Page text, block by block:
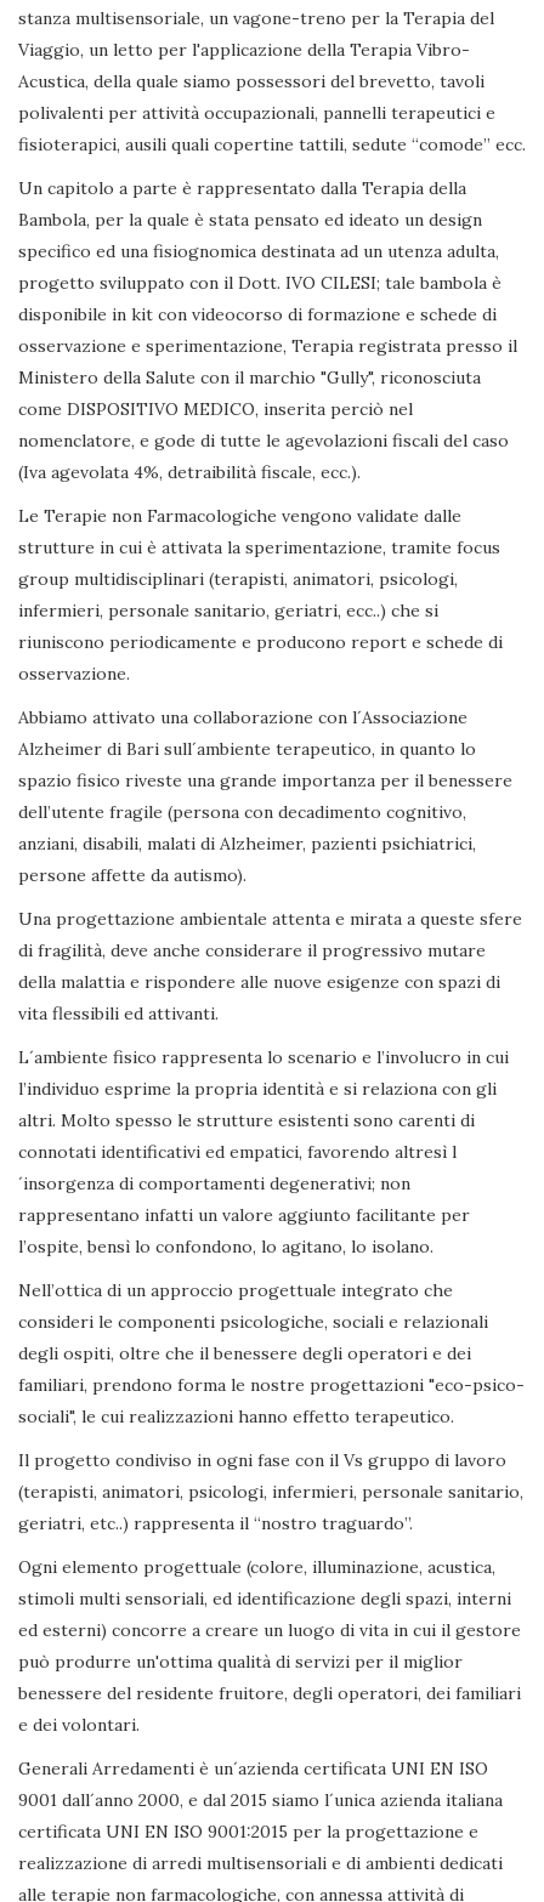
stanza multisensoriale, un vagone-treno per la Terapia del
Viaggio, un letto per l'applicazione della Terapia Vibro-
Acustica, della quale siamo possessori del brevetto, tavoli
polivalenti per attività occupazionali, pannelli terapeutici e
fisioterapici, ausili quali copertine tattili, sedute “comode” ecc.
Un capitolo a parte è rappresentato dalla Terapia della
Bambola, per la quale è stata pensato ed ideato un design
specifico ed una fisiognomica destinata ad un utenza adulta,
progetto sviluppato con il Dott. IVO CILESI; tale bambola è
disponibile in kit con videocorso di formazione e schede di
osservazione e sperimentazione, Terapia registrata presso il
Ministero della Salute con il marchio "Gully", riconosciuta
come DISPOSITIVO MEDICO, inserita perciò nel
nomenclatore, e gode di tutte le agevolazioni fiscali del caso
(Iva agevolata 4%, detraibilità fiscale, ecc.).
Le Terapie non Farmacologiche vengono validate dalle
strutture in cui è attivata la sperimentazione, tramite focus
group multidisciplinari (terapisti, animatori, psicologi,
infermieri, personale sanitario, geriatri, ecc..) che si
riuniscono periodicamente e producono report e schede di
osservazione.
Abbiamo attivato una collaborazione con l´Associazione
Alzheimer di Bari sull´ambiente terapeutico, in quanto lo
spazio fisico riveste una grande importanza per il benessere
dell’utente fragile (persona con decadimento cognitivo,
anziani, disabili, malati di Alzheimer, pazienti psichiatrici,
persone affette da autismo).
Una progettazione ambientale attenta e mirata a queste sfere
di fragilità, deve anche considerare il progressivo mutare
della malattia e rispondere alle nuove esigenze con spazi di
vita flessibili ed attivanti.
L´ambiente fisico rappresenta lo scenario e l’involucro in cui
l’individuo esprime la propria identità e si relaziona con gli
altri. Molto spesso le strutture esistenti sono carenti di
connotati identificativi ed empatici, favorendo altresì l
´insorgenza di comportamenti degenerativi; non
rappresentano infatti un valore aggiunto facilitante per
l’ospite, bensì lo confondono, lo agitano, lo isolano.
Nell’ottica di un approccio progettuale integrato che
consideri le componenti psicologiche, sociali e relazionali
degli ospiti, oltre che il benessere degli operatori e dei
familiari, prendono forma le nostre progettazioni "eco-psico-
sociali", le cui realizzazioni hanno effetto terapeutico.
Il progetto condiviso in ogni fase con il Vs gruppo di lavoro
(terapisti, animatori, psicologi, infermieri, personale sanitario,
geriatri, etc..) rappresenta il “nostro traguardo”.
Ogni elemento progettuale (colore, illuminazione, acustica,
stimoli multi sensoriali, ed identificazione degli spazi, interni
ed esterni) concorre a creare un luogo di vita in cui il gestore
può produrre un'ottima qualità di servizi per il miglior
benessere del residente fruitore, degli operatori, dei familiari
e dei volontari.
Generali Arredamenti è un´azienda certificata UNI EN ISO
9001 dall´anno 2000, e dal 2015 siamo l´unica azienda italiana
certificata UNI EN ISO 9001:2015 per la progettazione e
realizzazione di arredi multisensoriali e di ambienti dedicati
alle terapie non farmacologiche, con annessa attività di